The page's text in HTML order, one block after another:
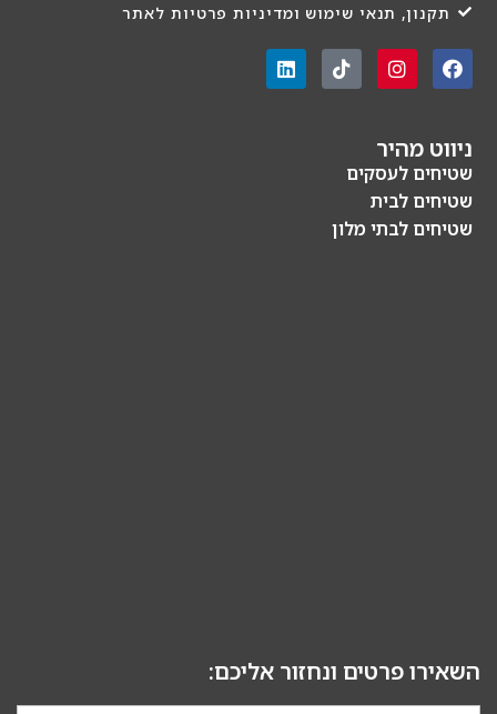
תקנון, תנאי שימוש ומדיניות פרטיות לאתר
ניווט מהיר
שטיחים לעסקים
שטיחים לבית
שטיחים לבתי מלון
השאירו פרטים ונחזור אליכם: